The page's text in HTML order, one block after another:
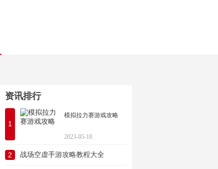
资讯排行
1
模拟拉力赛游戏攻略
2023-05-18
2 战场空虚手游攻略教程大全